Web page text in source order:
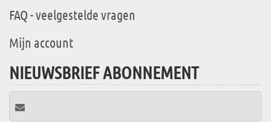
FAQ - veelgestelde vragen
Mijn account
NIEUWSBRIEF ABONNEMENT